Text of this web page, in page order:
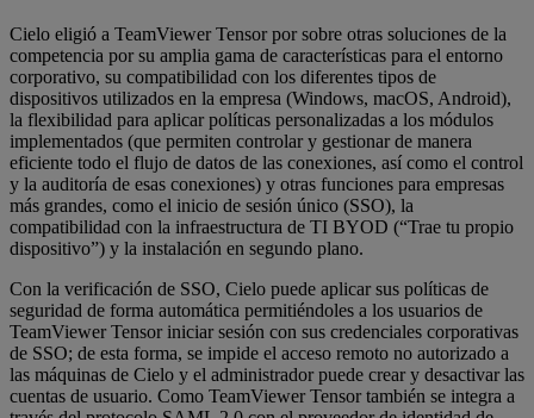
Cielo eligió a TeamViewer Tensor por sobre otras soluciones de la
competencia por su amplia gama de características para el entorno
corporativo, su compatibilidad con los diferentes tipos de
dispositivos utilizados en la empresa (Windows, macOS, Android),
la flexibilidad para aplicar políticas personalizadas a los módulos
implementados (que permiten controlar y gestionar de manera
eficiente todo el flujo de datos de las conexiones, así como el control
y la auditoría de esas conexiones) y otras funciones para empresas
más grandes, como el inicio de sesión único (SSO), la
compatibilidad con la infraestructura de TI BYOD (“Trae tu propio
dispositivo”) y la instalación en segundo plano.
Con la verificación de SSO, Cielo puede aplicar sus políticas de
seguridad de forma automática permitiéndoles a los usuarios de
TeamViewer Tensor iniciar sesión con sus credenciales corporativas
de SSO; de esta forma, se impide el acceso remoto no autorizado a
las máquinas de Cielo y el administrador puede crear y desactivar las
cuentas de usuario. Como TeamViewer Tensor también se integra a